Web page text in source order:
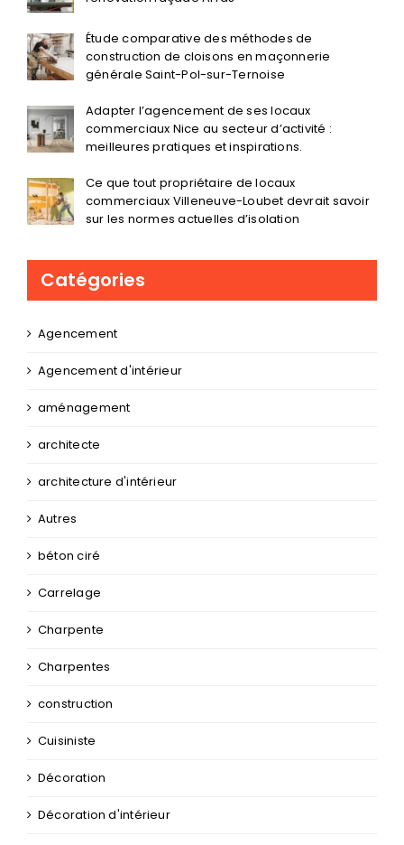
Étude comparative des méthodes de
construction de cloisons en maçonnerie
générale Saint-Pol-sur-Ternoise
Adapter l’agencement de ses locaux
commerciaux Nice au secteur d’activité :
meilleures pratiques et inspirations.
Ce que tout propriétaire de locaux
commerciaux Villeneuve-Loubet devrait savoir
sur les normes actuelles d’isolation
Catégories
Agencement
Agencement d'intérieur
aménagement
architecte
architecture d'intérieur
Autres
béton ciré
Carrelage
Charpente
Charpentes
construction
Cuisiniste
Décoration
Décoration d'intérieur